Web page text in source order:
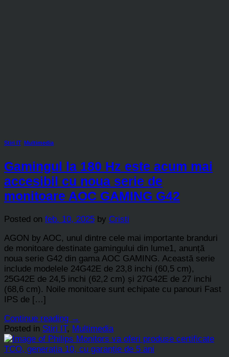
Stiri IT, Multimedia
Gamingul la 180 Hz este acum mai
accesibil cu noua serie de
monitoare AOC GAMING G42
Posted on feb. 10, 2025 by Cristi
AGON by AOC, unul dintre cele mai importante branduri
de monitoare destinate gamingului din lume1, anunță
noua serie G42 din gama AOC GAMING. Această serie
include modelele 24G42E de 23,8 inchi (60,5 cm),
25G42E de 24,5 inchi (62,2 cm) și 27G42E de 27 inchi
(68,6 cm). Noile monitoare sunt echipate cu panouri Fast
IPS de […]
Continue reading →
Posted in Stiri IT, Multimedia